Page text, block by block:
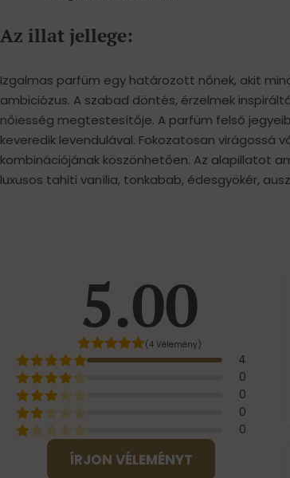
Az illat jellege:
Izgalmas parfüm egy határozott nőnek, akit
ambiciózus. A szabad döntés, érzelmek
nőiesség megtestesítője. A parfüm felső
keveredik levendulával. Fokozatosan virágossá
kombinációjának köszönhetően. Az alapillatot
luxusos tahiti vanília, tonkabab, édesgyökér,
5.00
(4 Vélemény)
4
0
0
0
0
ÍRJON VÉLEMÉNYT